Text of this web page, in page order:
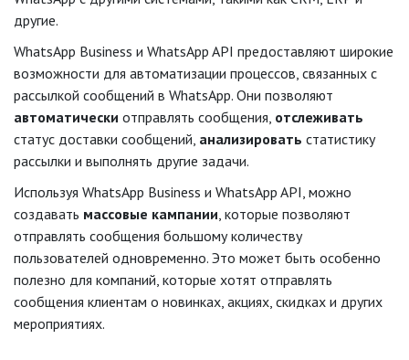
другие.
WhatsApp Business и WhatsApp API предоставляют широкие
возможности для автоматизации процессов, связанных с
рассылкой сообщений в WhatsApp. Они позволяют
автоматически отправлять сообщения, отслеживать
статус доставки сообщений, анализировать статистику
рассылки и выполнять другие задачи.
Используя WhatsApp Business и WhatsApp API, можно
создавать массовые кампании, которые позволяют
отправлять сообщения большому количеству
пользователей одновременно. Это может быть особенно
полезно для компаний, которые хотят отправлять
сообщения клиентам о новинках, акциях, скидках и других
мероприятиях.